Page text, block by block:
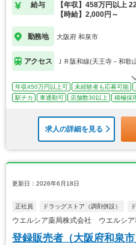
給与
【年収】458万円以上
【時給】2,000円～
勤務地 大阪府 和泉市
アクセス ＪＲ阪和線(天王寺－和歌
年収450万円以上可 未経験者も応募可能
駅チカ
車通勤可 店舗数30以上 積極採
求人の詳細を見る
更新日：2026年6月18日
正社員 ドラッグストア（調剤併設）
ウエルシア薬局株式会社 ウエルシア
登録販売者（大阪府和泉